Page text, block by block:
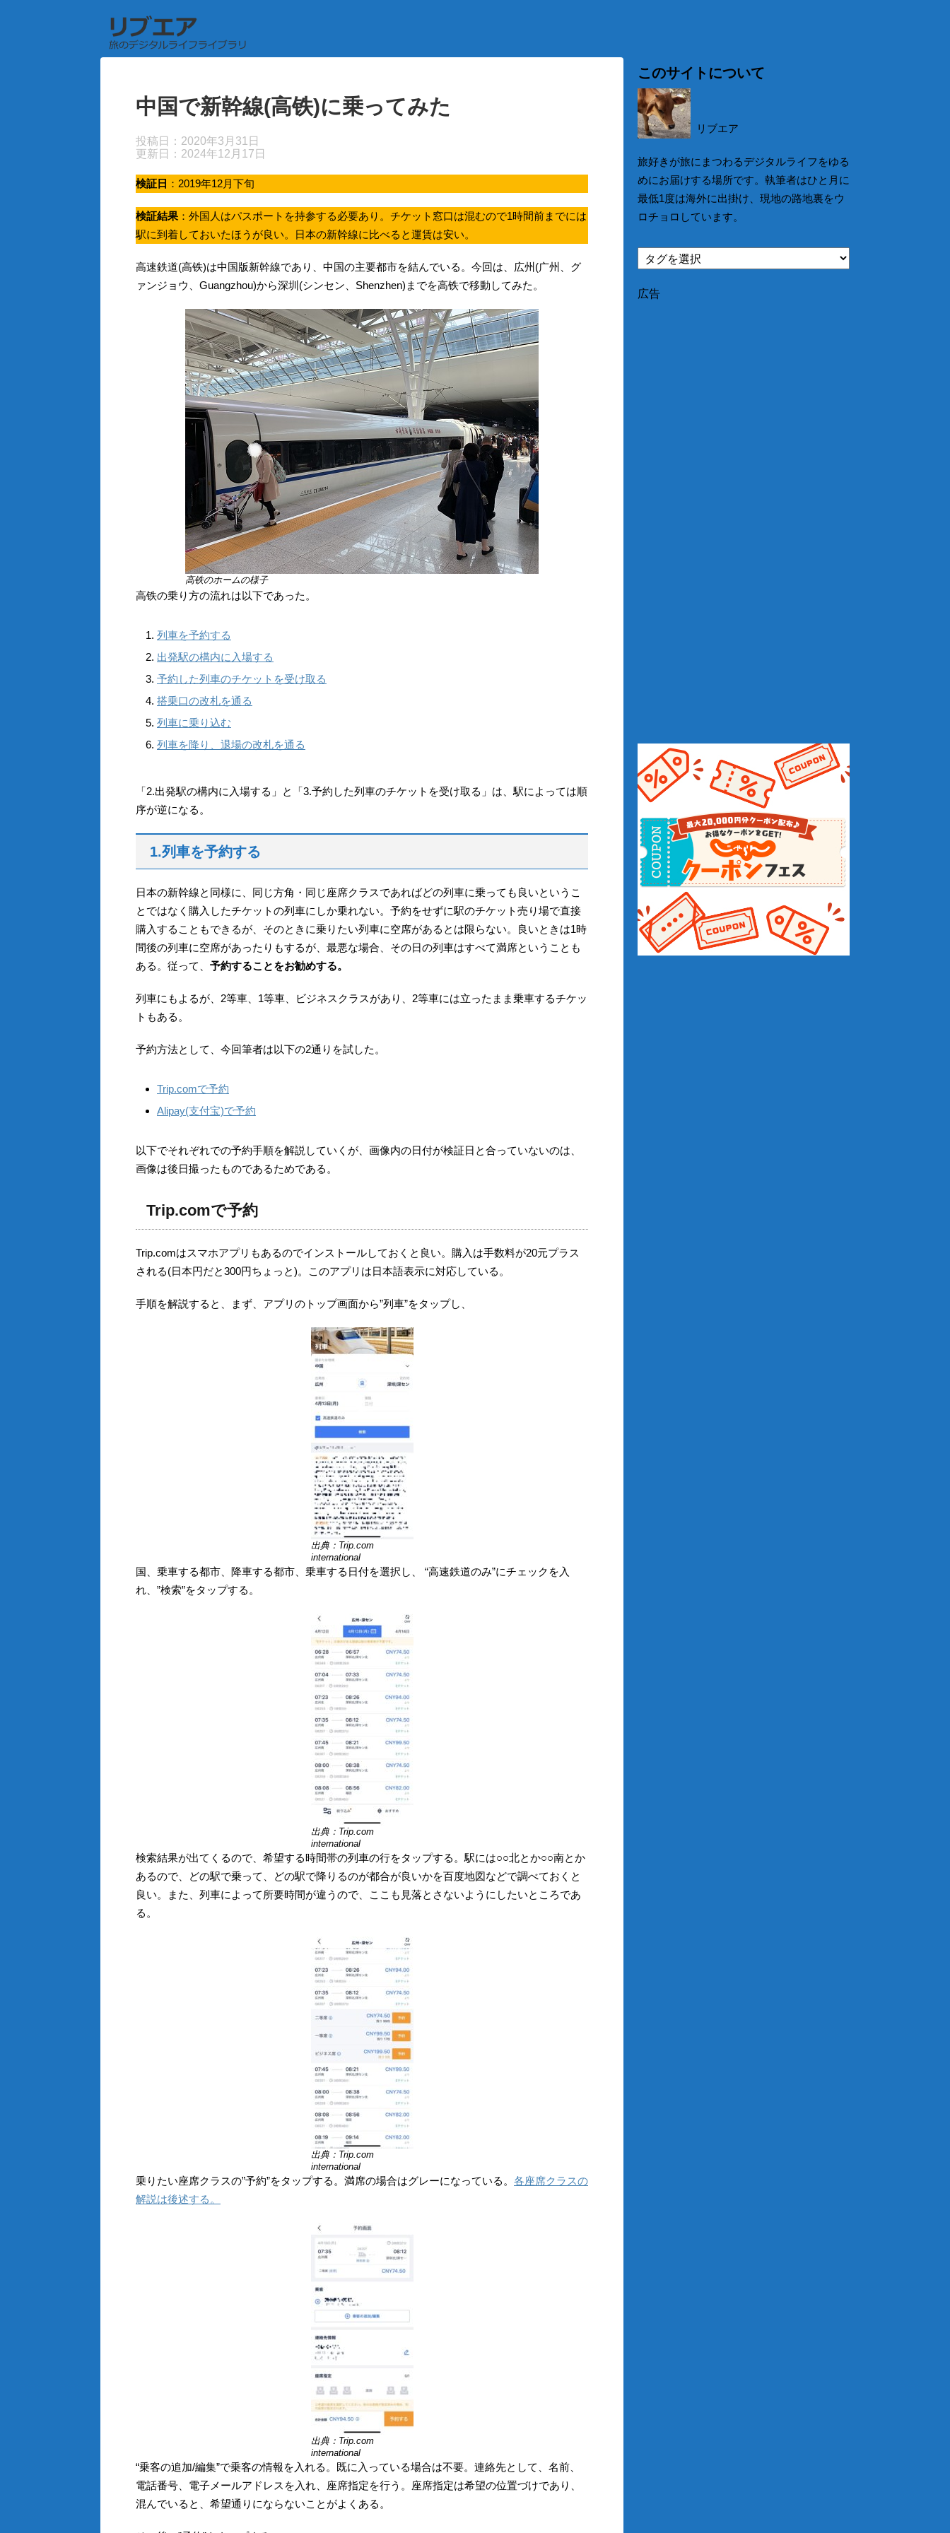
中国で新幹線(高铁)に乗ってみた
投稿日：2020年3月31日
更新日： 2024年12月17日
検証日 ：2019年12月下旬
検証結果 ：外国人はパスポートを持参する必要あり。チケット窓口は混むので1時間前までには
駅に到着しておいたほうが良い。日本の新幹線に比べると運賃は安い。
高速鉄道(高铁)は中国版新幹線であり、中国の主要都市を結んでいる。今回は、広州(广州、グ
ァンジョウ、Guangzhou)から深圳(シンセン、Shenzhen)までを高铁で移動してみた。
高铁のホームの様子
高铁の乗り方の流れは以下であった。
列車を予約する
出発駅の構内に入場する
予約した列車のチケットを受け取る
搭乗口の改札を通る
列車に乗り込む
列車を降り、退場の改札を通る
「2.出発駅の構内に入場する」と「3.予約した列車のチケットを受け取る」は、駅によっては順
序が逆になる。
1.列車を予約する
日本の新幹線と同様に、同じ方角・同じ座席クラスであればどの列車に乗っても良いというこ
とではなく購入したチケットの列車にしか乗れない。予約をせずに駅のチケット売り場で直接
購入することもできるが、そのときに乗りたい列車に空席があるとは限らない。良いときは1時
間後の列車に空席があったりもするが、最悪な場合、その日の列車はすべて満席ということも
ある。従って、 予約することをお勧めする。
列車にもよるが、2等車、1等車、ビジネスクラスがあり、2等車には立ったまま乗車するチケッ
トもある。
予約方法として、今回筆者は以下の2通りを試した。
Trip.comで予約
Alipay(支付宝)で予約
以下でそれぞれでの予約手順を解説していくが、画像内の日付が検証日と合っていないのは、
画像は後日撮ったものであるためである。
Trip.comで予約
Trip.comはスマホアプリもあるのでインストールしておくと良い。購入は手数料が20元プラス
される(日本円だと300円ちょっと)。このアプリは日本語表示に対応している。
手順を解説すると、まず、アプリのトップ画面から”列車”をタップし、
出典：Trip.com
international
国、乗車する都市、降車する都市、乗車する日付を選択し、 “高速鉄道のみ”にチェックを入
れ、”検索”をタップする。
出典：Trip.com
international
検索結果が出てくるので、希望する時間帯の列車の行をタップする。駅には○○北とか○○南とか
あるので、どの駅で乗って、どの駅で降りるのが都合が良いかを百度地図などで調べておくと
良い。また、列車によって所要時間が違うので、ここも見落とさないようにしたいところであ
る。
出典：Trip.com
international
乗りたい座席クラスの”予約”をタップする。満席の場合はグレーになっている。 各座席クラスの
解説は後述する。
出典：Trip.com
international
“乗客の追加/編集”で乗客の情報を入れる。既に入っている場合は不要。連絡先として、名前、
電話番号、電子メールアドレスを入れ、座席指定を行う。座席指定は希望の位置づけであり、
混んでいると、希望通りにならないことがよくある。
このサイトについて
リブエア
旅好きが旅にまつわるデジタルライフをゆる
めにお届けする場所です。執筆者はひと月に
最低1度は海外に出掛け、現地の路地裏をウ
ロチョロしています。
広告